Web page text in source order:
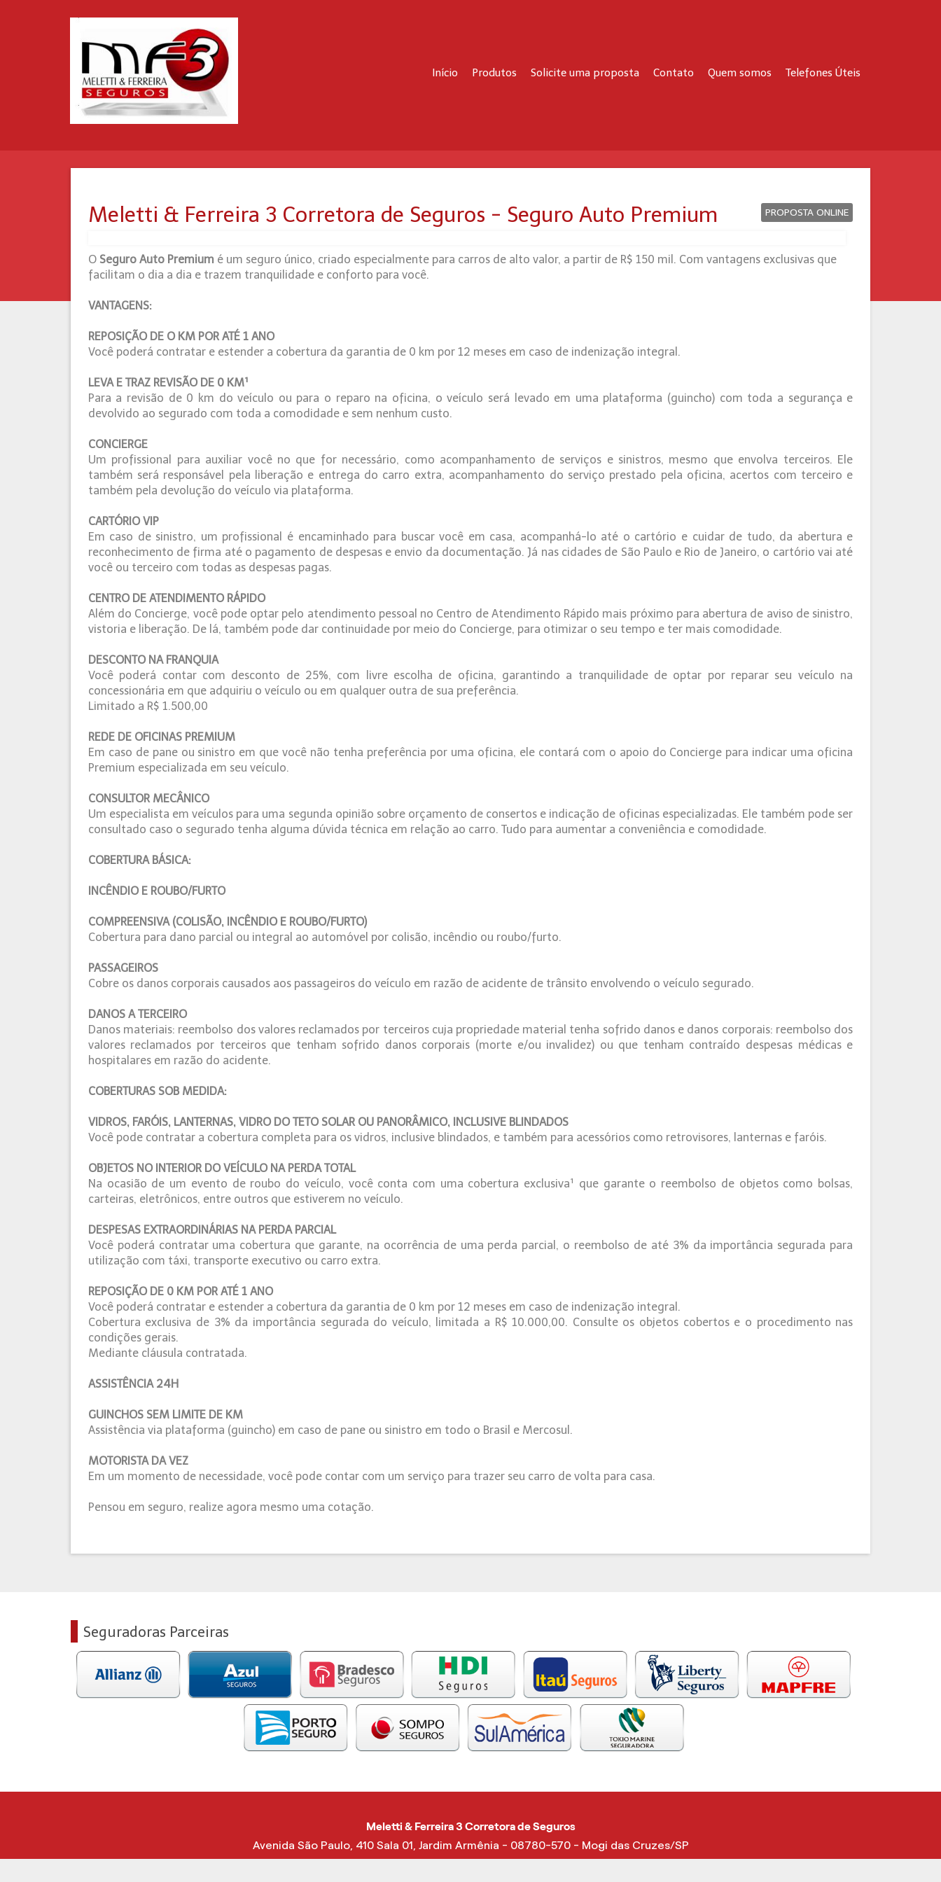
Início Produtos Solicite uma proposta Contato Quem somos Telefones Úteis
PROPOSTA ONLINE
Meletti & Ferreira 3 Corretora de Seguros - Seguro Auto Premium
O Seguro Auto Premium é um seguro único, criado especialmente para carros de alto valor, a partir de R$ 150 mil. Com vantagens exclusivas que
facilitam o dia a dia e trazem tranquilidade e conforto para você.
VANTAGENS:
REPOSIÇÃO DE O KM POR ATÉ 1 ANO
Você poderá contratar e estender a cobertura da garantia de 0 km por 12 meses em caso de indenização integral.
LEVA E TRAZ REVISÃO DE 0 KM¹
Para a revisão de 0 km do veículo ou para o reparo na oficina, o veículo será levado em uma plataforma (guincho) com toda a segurança e
devolvido ao segurado com toda a comodidade e sem nenhum custo.
CONCIERGE
Um profissional para auxiliar você no que for necessário, como acompanhamento de serviços e sinistros, mesmo que envolva terceiros. Ele
também será responsável pela liberação e entrega do carro extra, acompanhamento do serviço prestado pela oficina, acertos com terceiro e
também pela devolução do veículo via plataforma.
CARTÓRIO VIP
Em caso de sinistro, um profissional é encaminhado para buscar você em casa, acompanhá-lo até o cartório e cuidar de tudo, da abertura e
reconhecimento de firma até o pagamento de despesas e envio da documentação. Já nas cidades de São Paulo e Rio de Janeiro, o cartório vai até
você ou terceiro com todas as despesas pagas.
CENTRO DE ATENDIMENTO RÁPIDO
Além do Concierge, você pode optar pelo atendimento pessoal no Centro de Atendimento Rápido mais próximo para abertura de aviso de sinistro,
vistoria e liberação. De lá, também pode dar continuidade por meio do Concierge, para otimizar o seu tempo e ter mais comodidade.
DESCONTO NA FRANQUIA
Você poderá contar com desconto de 25%, com livre escolha de oficina, garantindo a tranquilidade de optar por reparar seu veículo na
concessionária em que adquiriu o veículo ou em qualquer outra de sua preferência.
Limitado a R$ 1.500,00
REDE DE OFICINAS PREMIUM
Em caso de pane ou sinistro em que você não tenha preferência por uma oficina, ele contará com o apoio do Concierge para indicar uma oficina
Premium especializada em seu veículo.
CONSULTOR MECÂNICO
Um especialista em veículos para uma segunda opinião sobre orçamento de consertos e indicação de oficinas especializadas. Ele também pode ser
consultado caso o segurado tenha alguma dúvida técnica em relação ao carro. Tudo para aumentar a conveniência e comodidade.
COBERTURA BÁSICA:
INCÊNDIO E ROUBO/FURTO
COMPREENSIVA (COLISÃO, INCÊNDIO E ROUBO/FURTO)
Cobertura para dano parcial ou integral ao automóvel por colisão, incêndio ou roubo/furto.
PASSAGEIROS
Cobre os danos corporais causados aos passageiros do veículo em razão de acidente de trânsito envolvendo o veículo segurado.
DANOS A TERCEIRO
Danos materiais: reembolso dos valores reclamados por terceiros cuja propriedade material tenha sofrido danos e danos corporais: reembolso dos
valores reclamados por terceiros que tenham sofrido danos corporais (morte e/ou invalidez) ou que tenham contraído despesas médicas e
hospitalares em razão do acidente.
COBERTURAS SOB MEDIDA:
VIDROS, FARÓIS, LANTERNAS, VIDRO DO TETO SOLAR OU PANORÂMICO, INCLUSIVE BLINDADOS
Você pode contratar a cobertura completa para os vidros, inclusive blindados, e também para acessórios como retrovisores, lanternas e faróis.
OBJETOS NO INTERIOR DO VEÍCULO NA PERDA TOTAL
Na ocasião de um evento de roubo do veículo, você conta com uma cobertura exclusiva¹ que garante o reembolso de objetos como bolsas,
carteiras, eletrônicos, entre outros que estiverem no veículo.
DESPESAS EXTRAORDINÁRIAS NA PERDA PARCIAL
Você poderá contratar uma cobertura que garante, na ocorrência de uma perda parcial, o reembolso de até 3% da importância segurada para
utilização com táxi, transporte executivo ou carro extra.
REPOSIÇÃO DE 0 KM POR ATÉ 1 ANO
Você poderá contratar e estender a cobertura da garantia de 0 km por 12 meses em caso de indenização integral.
Cobertura exclusiva de 3% da importância segurada do veículo, limitada a R$ 10.000,00. Consulte os objetos cobertos e o procedimento nas
condições gerais.
Mediante cláusula contratada.
ASSISTÊNCIA 24H
GUINCHOS SEM LIMITE DE KM
Assistência via plataforma (guincho) em caso de pane ou sinistro em todo o Brasil e Mercosul.
MOTORISTA DA VEZ
Em um momento de necessidade, você pode contar com um serviço para trazer seu carro de volta para casa.
Pensou em seguro, realize agora mesmo uma cotação.
Seguradoras Parceiras
Meletti & Ferreira 3 Corretora de Seguros
Avenida São Paulo, 410 Sala 01, Jardim Armênia - 08780-570 - Mogi das Cruzes/SP